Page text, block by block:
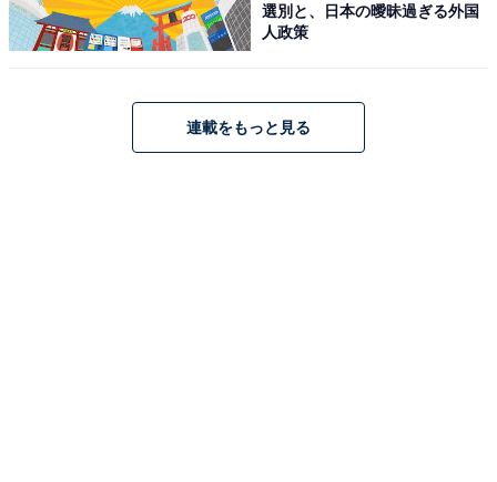
選別と、日本の曖昧過ぎる外国
人政策
連載をもっと見る